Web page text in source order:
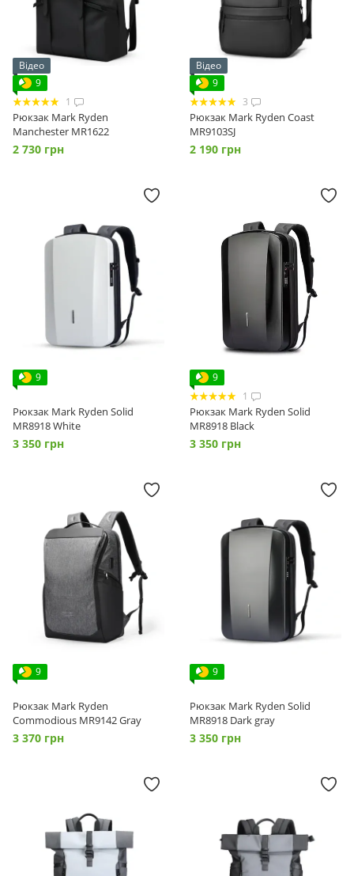
Відео
9
1
Рюкзак Mark Ryden
Manchester MR1622
2 730 грн
Відео
9
3
Рюкзак Mark Ryden Coast
MR9103SJ
2 190 грн
9
Рюкзак Mark Ryden Solid
MR8918 White
3 350 грн
9
1
Рюкзак Mark Ryden Solid
MR8918 Black
3 350 грн
9
Рюкзак Mark Ryden
Commodious MR9142 Gray
3 370 грн
9
Рюкзак Mark Ryden Solid
MR8918 Dark gray
3 350 грн